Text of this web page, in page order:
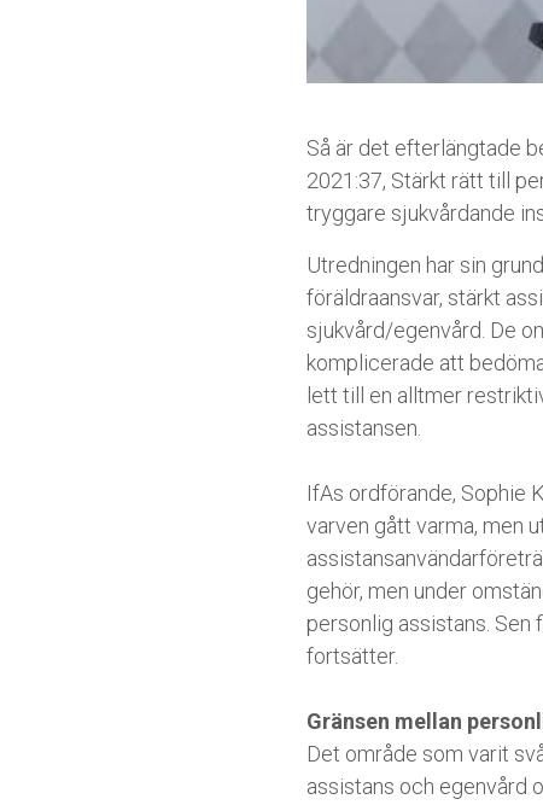
Så är det efterlängtade
2021:37, Stärkt rätt till
tryggare sjukvårdande
Utredningen har sin
föräldraansvar, stärkt
sjukvård/egenvård. De
komplicerade att
lett till en alltmer
assistansen.
IfAs ordförande, Sophie
varven gått varma, men
gehör, men under
personlig assistans. Sen
fortsätter.
Gränsen mellan
Det område som varit
assistans och egenvård